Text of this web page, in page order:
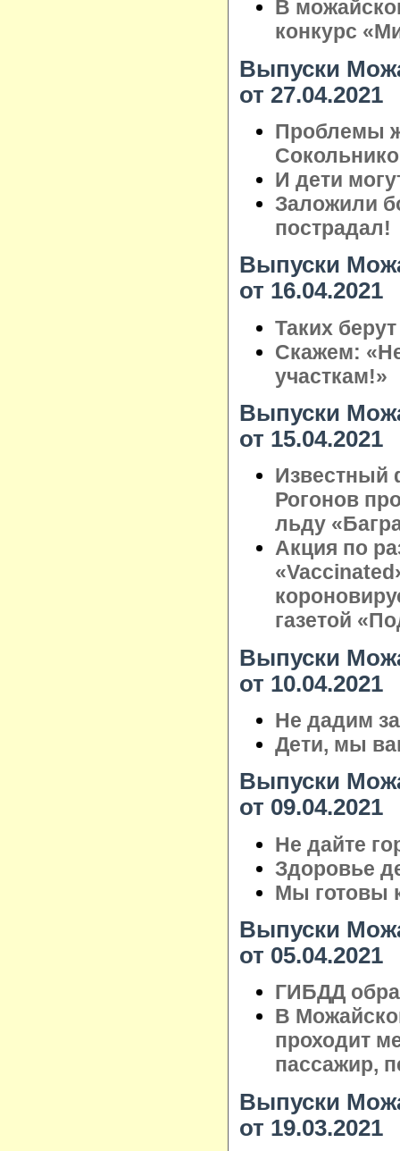
В
конкурс
Выпуски
от 27.04.2021
Проблемы
И дети
Заложили
пострадал!
Выпуски
от 16.04.2021
Таких
Скажем:
участкам!»
Выпуски
от 15.04.2021
Известный
Рогонов
льду
Акция по
газетой
Выпуски
от 10.04.2021
Не дадим
Дети, мы
Выпуски
от 09.04.2021
Не дайте
Здоровье
Мы готовы
Выпуски
от 05.04.2021
ГИБДД
В
проходит
пассажир,
Выпуски
от 19.03.2021